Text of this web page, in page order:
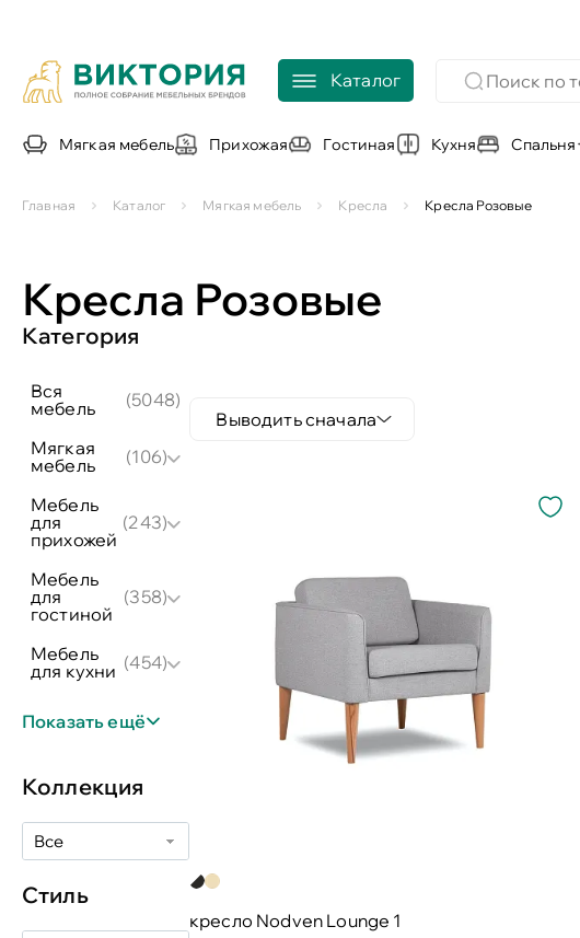
Каталог
Мягкая мебель Прихожая Гостиная Кухня Спальня
Главная Каталог Мягкая мебель Кресла Кресла Розовые
Кресла Розовые
Категория
вся
мебель
(5048)
мягкая
мебель
(106)
мебель
для
прихожей
(243)
мебель
для
гостиной
(358)
мебель
для кухни (454)
Показать ещё
Коллекция
Все
Стиль
Выводить сначала
кресло Nodven Lounge 1